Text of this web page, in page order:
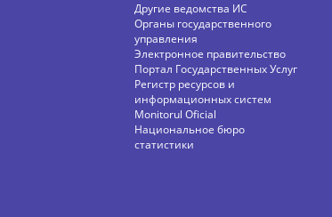
Другие ведомства ИС
Органы государственного
управления
Электронное правительство
Портал Государственных Услуг
Регистр ресурсов и
информационных систем
Monitorul Oficial
Национальное бюро
статистики